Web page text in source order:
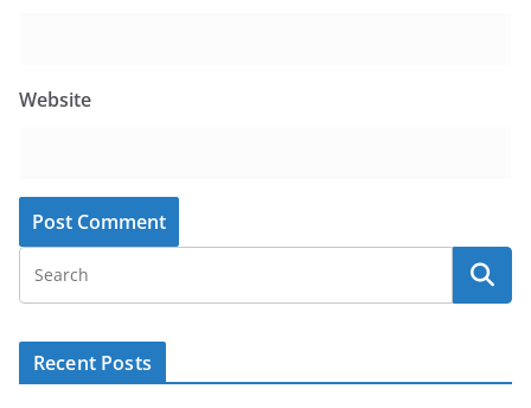
Website
Recent Posts